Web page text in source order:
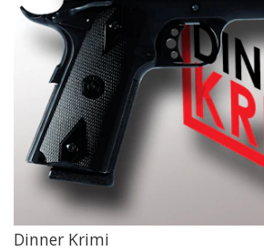
Dinner Krimi